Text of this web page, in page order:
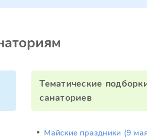
Тематические
санаториев
Майские праздники (9